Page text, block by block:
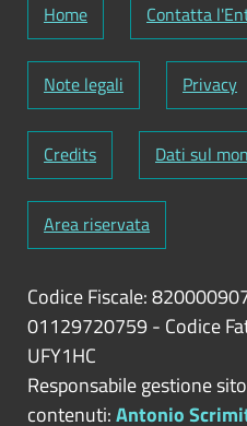
Home Contatta
Note legali Privacy
Credits Dati sul
Area riservata
Codice Fiscale:
01129720759- Codice
UFY1HC
Responsabile gestione
contenuti:Antonio